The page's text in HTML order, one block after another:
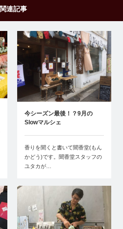
関連記事
今シーズン最後！？9月の
Slowマルシェ
香りを聞くと書いて聞香堂(もん
かどう)です。聞香堂スタッフの
ユタカが…